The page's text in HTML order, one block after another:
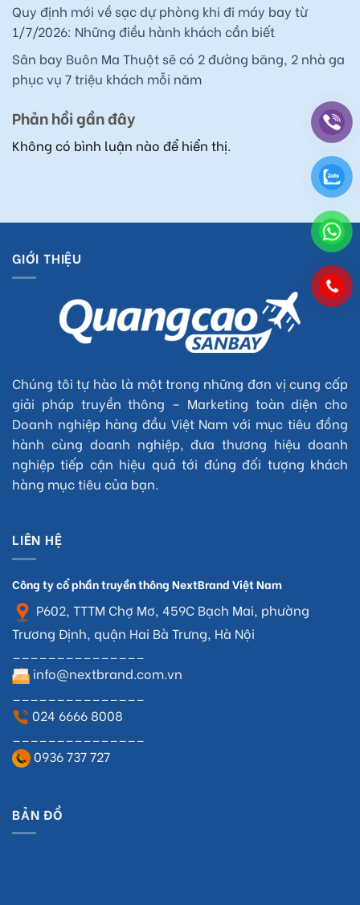
Quy định mới về sạc dự phòng khi đi máy bay từ
1/7/2026: Những điều hành khách cần biết
Sân bay Buôn Ma Thuột sẽ có 2 đường băng, 2 nhà ga
phục vụ 7 triệu khách mỗi năm
Phản hồi gần đây
Không có bình luận nào để hiển thị.
GIỚI THIỆU
Chúng tôi tự hào là một trong những đơn vị cung cấp
giải pháp truyền thông – Marketing toàn diện cho
Doanh nghiệp hàng đầu Việt Nam với mục tiêu đồng
hành cùng doanh nghiệp, đưa thương hiệu doanh
nghiệp tiếp cận hiệu quả tới đúng đối tượng khách
hàng mục tiêu của bạn.
LIÊN HỆ
Công ty cổ phần truyền thông NextBrand Việt Nam
P602, TTTM Chợ Mơ, 459C Bạch Mai, phường
Trương Định, quận Hai Bà Trưng, Hà Nội
_______________
info@nextbrand.com.vn
024 6666 8008
_______________
0936 737 727
BẢN ĐỒ